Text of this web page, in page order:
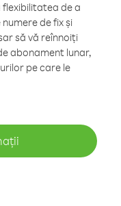
flexibilitatea de a
de fix și
să vă reînnoiți
abonament lunar,
pe care le